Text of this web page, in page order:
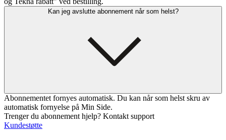
Kan jeg avslutte abonnement når som helst?
Abonnementet fornyes automatisk. Du kan når som helst skru av
automatisk fornyelse på Min Side.
Trenger du abonnement hjelp? Kontakt support
Kundestøtte